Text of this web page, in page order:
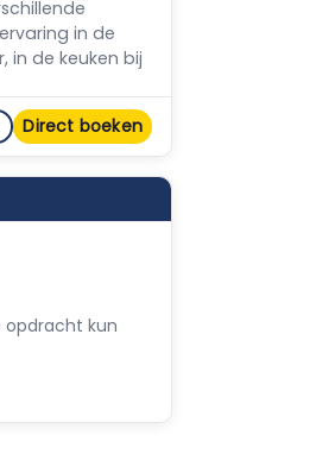
in de
in de keuken bij
Direct boeken
opdracht kun